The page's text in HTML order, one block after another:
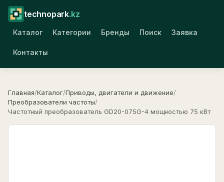
technopark.kz
Каталог Категории Бренды Поиск Заявка
Контакты
Главная/Каталог/Приводы, двигатели и движение/
Преобразователи частоты/
Частотный преобразователь GD20-075G-4 мощностью 75 кВт